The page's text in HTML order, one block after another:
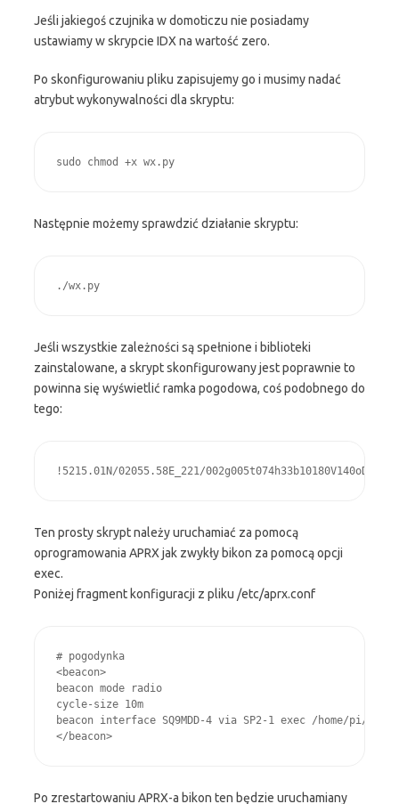
Jeśli jakiegoś czujnika w domoticzu nie posiadamy
ustawiamy w skrypcie IDX na wartość zero.
Po skonfigurowaniu pliku zapisujemy go i musimy nadać
atrybut wykonywalności dla skryptu:
Następnie możemy sprawdzić działanie skryptu:
Jeśli wszystkie zależności są spełnione i biblioteki
zainstalowane, a skrypt skonfigurowany jest poprawnie to
powinna się wyświetlić ramka pogodowa, coś podobnego do
tego:
Ten prosty skrypt należy uruchamiać za pomocą
oprogramowania APRX jak zwykły bikon za pomocą opcji
exec.
Poniżej fragment konfiguracji z pliku /etc/aprx.conf
# pogodynka
<beacon>
beacon mode radio
cycle-size 10m
beacon interface SQ9MDD-4 via SP2-1 exec /home/pi/
Po zrestartowaniu APRX-a bikon ten będzie uruchamiany